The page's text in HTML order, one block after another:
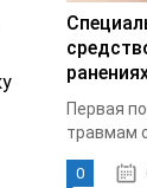
Первая
травмам
0